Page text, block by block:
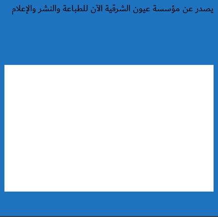
يصدر عن مؤسسة عيون الشرقية الآن للطباعة والنشر والإعلام